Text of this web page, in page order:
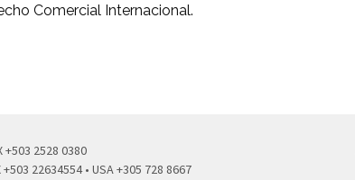
Comercial Internacional.
+503 2528 0380
+503 22634554 • USA +305 728 8667